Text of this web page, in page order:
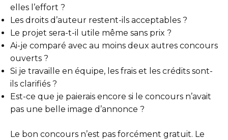
elles l’effort ?
Les droits d’auteur restent-ils acceptables ?
Le projet sera-t-il utile même sans prix ?
Ai-je comparé avec au moins deux autres concours
ouverts ?
Si je travaille en équipe, les frais et les crédits sont-
ils clarifiés ?
Est-ce que je paierais encore si le concours n’avait
pas une belle image d’annonce ?
Le bon concours n’est pas forcément gratuit. Le